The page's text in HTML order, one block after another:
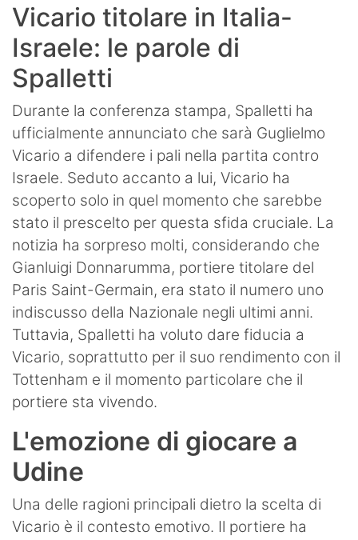
Vicario titolare in Italia-
Israele: le parole di
Spalletti
Durante la conferenza stampa, Spalletti ha
ufficialmente annunciato che sarà Guglielmo
Vicario a difendere i pali nella partita contro
Israele. Seduto accanto a lui, Vicario ha
scoperto solo in quel momento che sarebbe
stato il prescelto per questa sfida cruciale. La
notizia ha sorpreso molti, considerando che
Gianluigi Donnarumma, portiere titolare del
Paris Saint-Germain, era stato il numero uno
indiscusso della Nazionale negli ultimi anni.
Tuttavia, Spalletti ha voluto dare fiducia a
Vicario, soprattutto per il suo rendimento con il
Tottenham e il momento particolare che il
portiere sta vivendo.
L'emozione di giocare a
Udine
Una delle ragioni principali dietro la scelta di
Vicario è il contesto emotivo. Il portiere ha